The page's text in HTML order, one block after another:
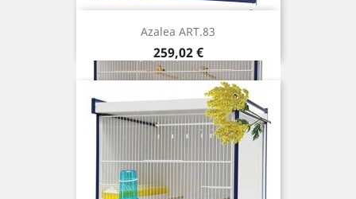
Azalea ART.83
Prix
259,02 €